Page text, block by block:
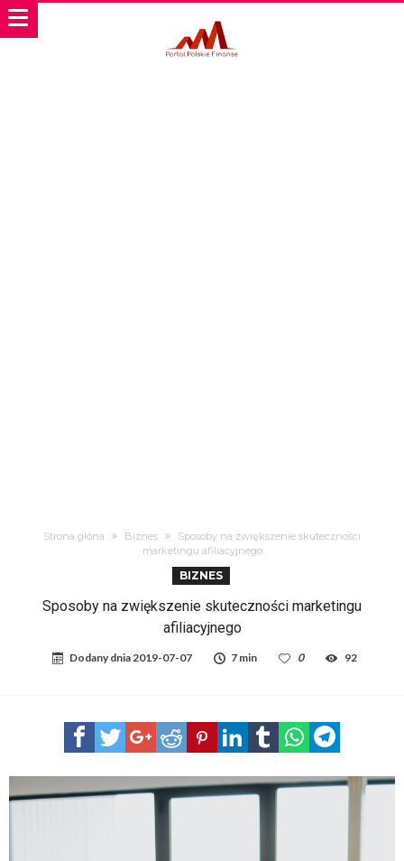
Strona głóna Biznes
Sposoby na zwiększenie skuteczności
marketingu afiliacyjnego
BIZNES
Sposoby na zwiększenie skuteczności marketingu
afiliacyjnego
Dodany dnia2019-07-07 7 min 0 92